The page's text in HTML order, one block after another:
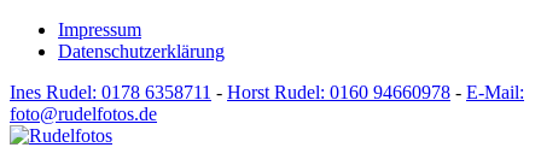
Impressum
Datenschutzerklärung
Ines Rudel: 0178 6358711 - Horst Rudel: 0160 94660978 - E-Mail:
foto@rudelfotos.de